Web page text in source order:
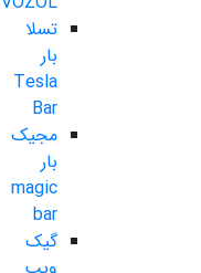
تسلا
بار
Tesla
Bar
مجیک
بار
magic
bar
گیک